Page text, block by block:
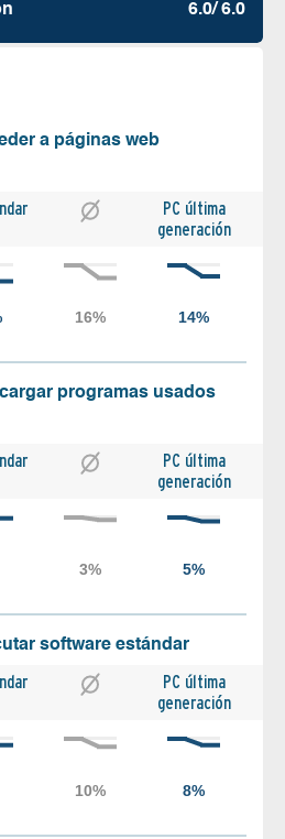
6.0/ 6.0
a páginas web
PC última
generación
programas usados
PC última
generación
software estándar
PC última
generación